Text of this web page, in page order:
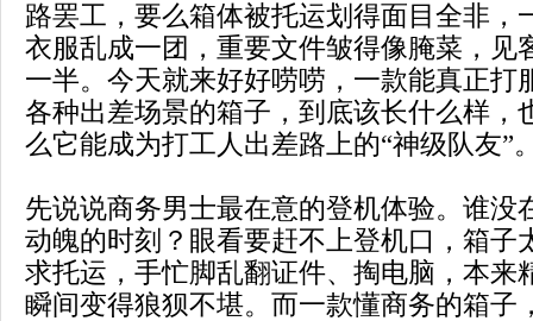
路罢工，要么箱体被托运划得面目全非，
衣服乱成一团，重要文件皱得像腌菜，见
一半。今天就来好好唠唠，一款能真正打
各种出差场景的箱子，到底该长什么样，
么它能成为打工人出差路上的“神级队友”
先说说商务男士最在意的登机体验。谁没
动魄的时刻？眼看要赶不上登机口，箱子
求托运，手忙脚乱翻证件、掏电脑，本来
瞬间变得狼狈不堪。而一款懂商务的箱子